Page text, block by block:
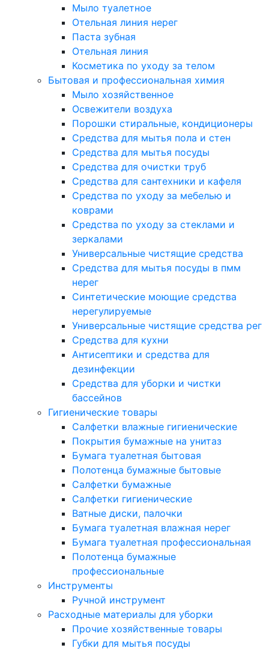
Мыло туалетное
Отельная линия нерег
Паста зубная
Отельная линия
Косметика по уходу за телом
Бытовая и профессиональная химия
Мыло хозяйственное
Освежители воздуха
Порошки стиральные, кондиционеры
Средства для мытья пола и стен
Средства для мытья посуды
Средства для очистки труб
Средства для сантехники и кафеля
Средства по уходу за мебелью и
коврами
Средства по уходу за стеклами и
зеркалами
Универсальные чистящие средства
Средства для мытья посуды в пмм
нерег
Синтетические моющие средства
нерегулируемые
Универсальные чистящие средства рег
Средства для кухни
Антисептики и средства для
дезинфекции
Средства для уборки и чистки
бассейнов
Гигиенические товары
Салфетки влажные гигиенические
Покрытия бумажные на унитаз
Бумага туалетная бытовая
Полотенца бумажные бытовые
Салфетки бумажные
Салфетки гигиенические
Ватные диски, палочки
Бумага туалетная влажная нерег
Бумага туалетная профессиональная
Полотенца бумажные
профессиональные
Инструменты
Ручной инструмент
Расходные материалы для уборки
Прочие хозяйственные товары
Губки для мытья посуды